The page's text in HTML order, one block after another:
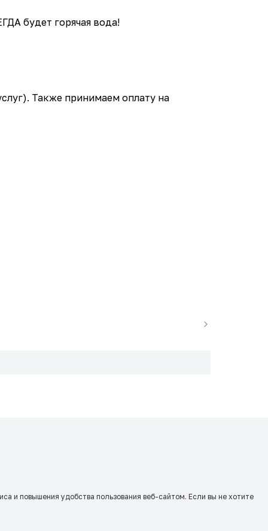
будет горячая вода!
Также принимаем оплату на
и повышения удобства пользования веб-сайтом. Если вы не хотите